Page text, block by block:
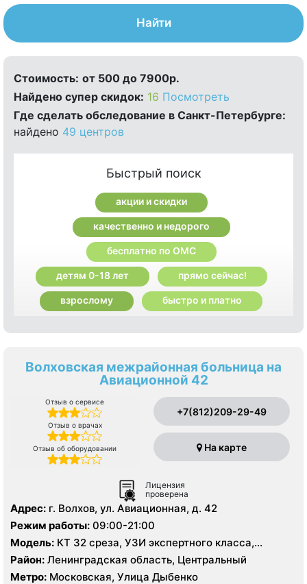
Найти
Стоимость: от 500 до 7900р.
Найдено cупер скидок: 16 Посмотреть
Где сделать обследование в Санкт-Петербурге:
найдено 49 центров
Быстрый поиск
акции и скидки
качественно и недорого
бесплатно по ОМС
детям 0-18 лет прямо сейчас!
взрослому быстро и платно
Волховская межрайонная больница на
Авиационной 42
Отзыв о сервисе
Отзыв о врачах
Отзыв об оборудовании
+7(812)209-29-49
На карте
Лицензия
проверена
Адрес: г. Волхов, ул. Авиационная, д. 42
Режим работы: 09:00-21:00
Модель: КТ 32 среза, УЗИ экспертного класса,
цифровой рентген
Район: Ленинградская область, Центральный
Метро: Московская, Улица Дыбенко